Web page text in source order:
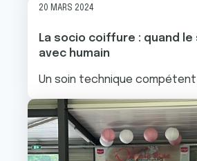
20 MARS 2024
La socio coiffure : quand le
avec humain
Un soin technique compétent